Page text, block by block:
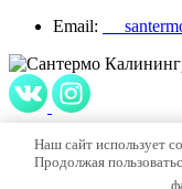
Email:
Политика
2026 © ООО
Наш сайт использует
Продолжая